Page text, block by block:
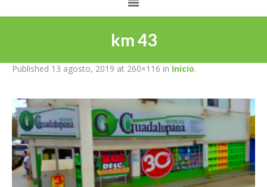
km 43
Published 13 agosto, 2019 at 260×116 in Inicio.